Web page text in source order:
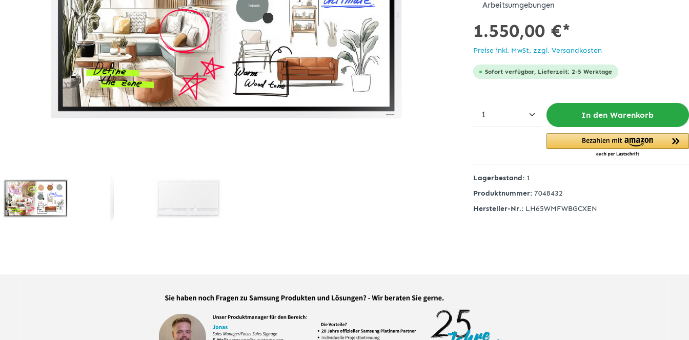
Arbeitsumgebungen
1.550,00 €*
Preise inkl. MwSt. zzgl. Versandkosten
Sofort verfügbar, Lieferzeit: 2-5 Werktage
In den Warenkorb
Lagerbestand: 1
Produktnummer: 7048432
Hersteller-Nr.: LH65WMFWBGCXEN